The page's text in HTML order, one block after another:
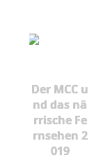
Der MCC u
nd das nä
rrische Fe
rnsehen 2
019